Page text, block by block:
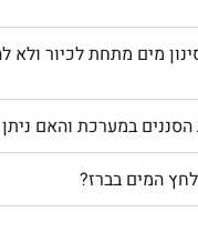
מים מתחת לכיור
במערכת והאם
המים בברז?